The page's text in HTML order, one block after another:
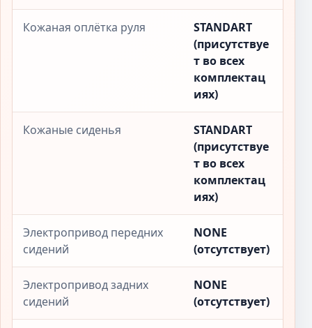
Кожаная оплётка руля
STANDART
(присутствуе
т во всех
комплектац
иях)
Кожаные сиденья
STANDART
(присутствуе
т во всех
комплектац
иях)
Электропривод передних
сидений
NONE
(отсутствует)
Электропривод задних
сидений
NONE
(отсутствует)